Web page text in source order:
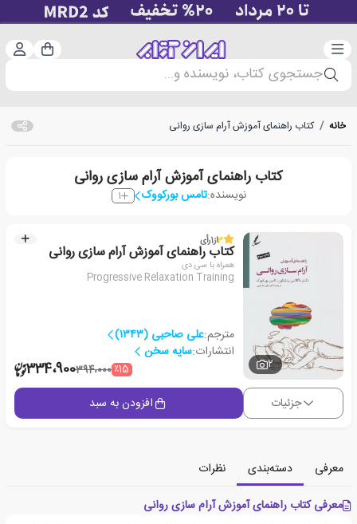
دسته‌بندی سبد
جستجوی کتاب، نویسنده و...
خانه / کتاب راهنمای آموزش آرام سازی روانی
کتاب راهنمای آموزش آرام سازی روانی
نویسنده:تامس بورکووک 1
2
3از1رأی
کتاب راهنمای آموزش آرام سازی روانی
همراه با سی دی
Progressive Relaxation Training
مترجم:علی صاحبی (۱۳۴۳)
انتشارات:سایه سخن
٪15394،000334،900
جزئیات افزودن به سبد
معرفی دسته‌بندی
نظرات
معرفی کتاب راهنمای آموزش آرام سازی روانی